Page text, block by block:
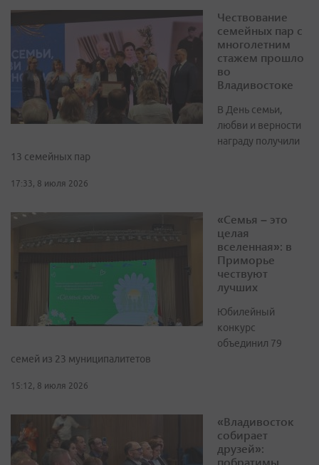
Чествование
семейных пар с
многолетним
стажем прошло
во
Владивостоке
В День семьи,
любви и верности
награду получили
13 семейных пар
17:33, 8 июля 2026
«Семья – это
целая
вселенная»: в
Приморье
чествуют
лучших
Юбилейный
конкурс
объединил 79
семей из 23 муниципалитетов
15:12, 8 июля 2026
«Владивосток
собирает
друзей»: